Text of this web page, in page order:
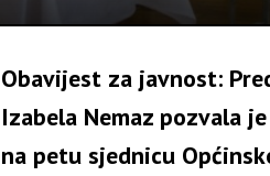
Obavijest za javnost:
Izabela Nemaz pozvala
na petu sjednicu